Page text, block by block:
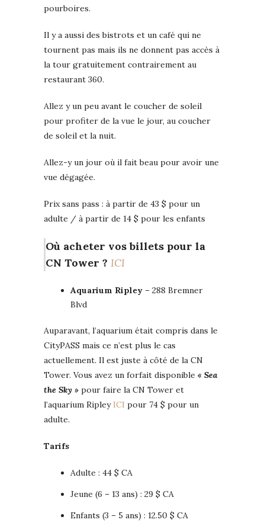
pourboires.
Il y a aussi des bistrots et un café qui ne
tournent pas mais ils ne donnent pas accès à
la tour gratuitement contrairement au
restaurant 360.
Allez y un peu avant le coucher de soleil
pour profiter de la vue le jour, au coucher
de soleil et la nuit.
Allez-y un jour où il fait beau pour avoir une
vue dégagée.
Prix sans pass : à partir de 43 $ pour un
adulte / à partir de 14 $ pour les enfants
Où acheter vos billets pour la
CN Tower ? ICI
Aquarium Ripley – 288 Bremner
Blvd
Auparavant, l’aquarium était compris dans le
CityPASS mais ce n’est plus le cas
actuellement. Il est juste à côté de la CN
Tower. Vous avez un forfait disponible « Sea
the Sky » pour faire la CN Tower et
l’aquarium Ripley ICI pour 74 $ pour un
adulte.
Tarifs
Adulte : 44 $ CA
Jeune (6 – 13 ans) : 29 $ CA
Enfants (3 – 5 ans) : 12.50 $ CA